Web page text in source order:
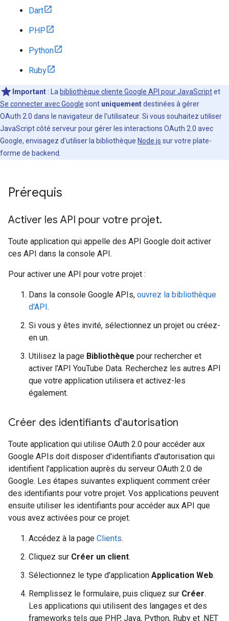
Dart
PHP
Python
Ruby
Important : La bibliothèque cliente Google API pour JavaScriptet
Se connecter avec Google sont uniquementdestinées à gérer
OAuth 2.0 dans le navigateur de l'utilisateur. Si vous souhaitez utiliser
JavaScript côté serveur pour gérer les interactions OAuth 2.0 avec
Google, envisagez d'utiliser la bibliothèque Node.js sur votre plate-
forme de backend.
Prérequis
Activer les API pour votre projet.
Toute application qui appelle des API Google doit activer
ces API dans la console API.
Pour activer une API pour votre projet :
Dans la console Google APIs, ouvrez la bibliothèque
d'API.
Si vous y êtes invité, sélectionnez un projet ou créez-
en un.
Utilisez la page Bibliothèque pour rechercher et
activer l'API YouTube Data. Recherchez les autres API
que votre application utilisera et activez-les
également.
Créer des identifiants d'autorisation
Toute application qui utilise OAuth 2.0 pour accéder aux
Google APIs doit disposer d'identifiants d'autorisation qui
identifient l'application auprès du serveur OAuth 2.0 de
Google. Les étapes suivantes expliquent comment créer
des identifiants pour votre projet. Vos applications peuvent
ensuite utiliser les identifiants pour accéder aux API que
vous avez activées pour ce projet.
Accédez à la page Clients.
Cliquez sur Créer un client.
Sélectionnez le type d'application Application Web.
Remplissez le formulaire, puis cliquez sur Créer.
Les applications qui utilisent des langages et des
frameworks tels que PHP, Java, Python, Ruby et .NET